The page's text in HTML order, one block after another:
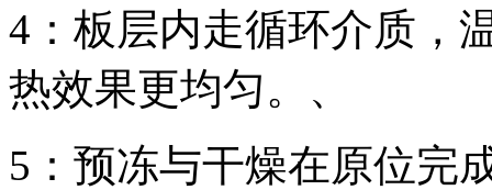
4： 板层内走循环介质，
热效果更均匀。 、
5： 预冻与干燥在原位完